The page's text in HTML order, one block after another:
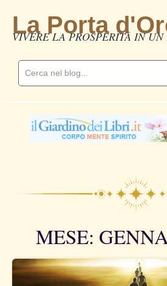
La Porta
VIVERE LA PROSPERITÀ IN
MESE: